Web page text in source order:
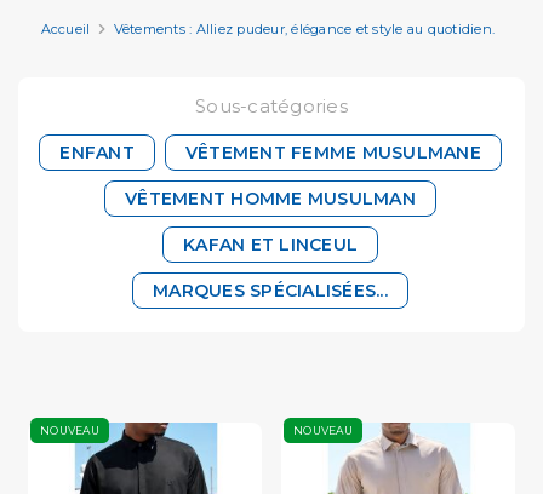
Accueil Vêtements : Alliez pudeur, élégance et style au quotidien.
Sous-catégories
ENFANT VÊTEMENT FEMME MUSULMANE
VÊTEMENT HOMME MUSULMAN
KAFAN ET LINCEUL
MARQUES SPÉCIALISÉES...
NOUVEAU NOUVEAU